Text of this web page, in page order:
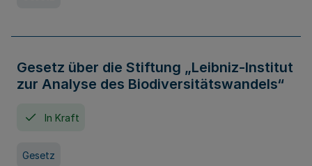
Gesetz über die Stiftung „Leibniz-Institut
zur Analyse des Biodiversitätswandels“
In Kraft
Gesetz